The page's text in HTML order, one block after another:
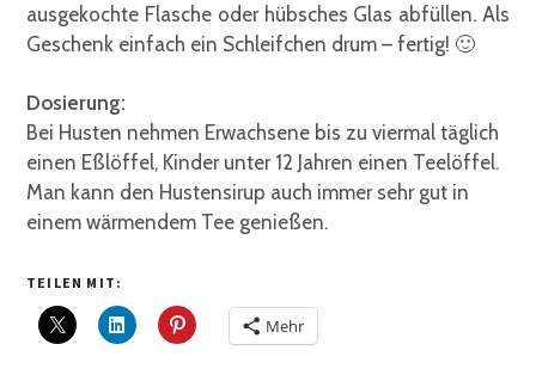
ausgekochte Flasche oder hübsches Glas abfüllen. Als
Geschenk einfach ein Schleifchen drum – fertig! 🙂
Dosierung:
Bei Husten nehmen Erwachsene bis zu viermal täglich
einen Eßlöffel, Kinder unter 12 Jahren einen Teelöffel.
Man kann den Hustensirup auch immer sehr gut in
einem wärmendem Tee genießen.
TEILEN MIT:
Mehr